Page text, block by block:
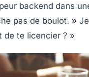
backend dans
pas de boulot. »
de te licencier ? »